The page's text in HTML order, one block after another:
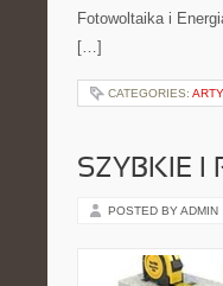
Fotowoltaika i
[…]
CATEGORIES:
SZYBKIE I
POSTED BY ADMIN